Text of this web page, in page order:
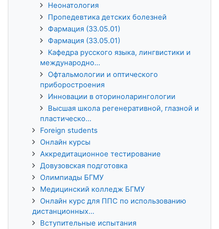
Неонатология
Пропедевтика детских болезней
Фармация (33.05.01)
Фармация (33.05.01)
Кафедра русского языка, лингвистики и
международно...
Офтальмологии и оптического
приборостроения
Инновации в оториноларингологии
Высшая школа регенеративной, глазной и
пластическо...
Foreign students
Онлайн курсы
Аккредитационное тестирование
Довузовская подготовка
Олимпиады БГМУ
Медицинский колледж БГМУ
Онлайн курс для ППС по использованию
дистанционных...
Вступительные испытания